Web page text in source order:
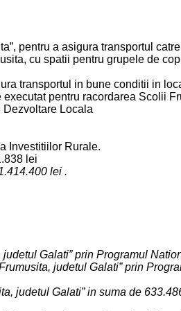
pentru a asigura transportul
cu spatii pentru grupele de
transportul in bune conditii in
pentru racordarea Scolii
Dezvoltare Locala
Investitiilor Rurale.
lei
lei .
Galati” prin Programul
judetul Galati” prin
judetul Galati” in suma de